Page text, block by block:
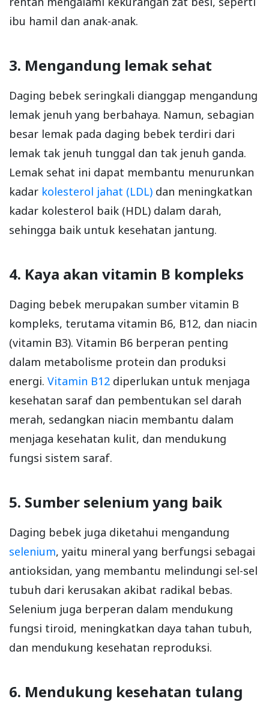
ibu hamil dan anak-anak.
3. Mengandung lemak sehat
Daging bebek seringkali dianggap mengandung
lemak jenuh yang berbahaya. Namun, sebagian
besar lemak pada daging bebek terdiri dari
lemak tak jenuh tunggal dan tak jenuh ganda.
Lemak sehat ini dapat membantu menurunkan
kadar kolesterol jahat (LDL) dan meningkatkan
kadar kolesterol baik (HDL) dalam darah,
sehingga baik untuk kesehatan jantung.
4. Kaya akan vitamin B kompleks
Daging bebek merupakan sumber vitamin B
kompleks, terutama vitamin B6, B12, dan niacin
(vitamin B3). Vitamin B6 berperan penting
dalam metabolisme protein dan produksi
energi. Vitamin B12 diperlukan untuk menjaga
kesehatan saraf dan pembentukan sel darah
merah, sedangkan niacin membantu dalam
menjaga kesehatan kulit, dan mendukung
fungsi sistem saraf.
5. Sumber selenium yang baik
Daging bebek juga diketahui mengandung
selenium, yaitu mineral yang berfungsi sebagai
antioksidan, yang membantu melindungi sel-sel
tubuh dari kerusakan akibat radikal bebas.
Selenium juga berperan dalam mendukung
fungsi tiroid, meningkatkan daya tahan tubuh,
dan mendukung kesehatan reproduksi.
6. Mendukung kesehatan tulang